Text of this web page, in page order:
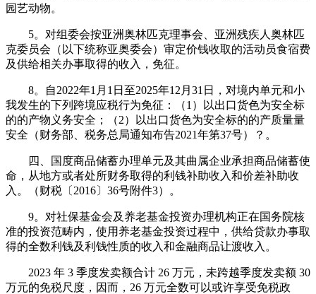
园艺动物。
5。对组委会按亚洲奥林匹克理事会、亚洲残疾人奥林匹
克委员会（以下统称亚奥委会）审定价钱收取的活动员食宿费
及供给相关办事取得的收入，免征。
8。自2022年1月1日至2025年12月31日，对境内单元和小
我发生的下列跨境应税行为免征：（1）以出口货色为安全标
的的产物义务安全；（2）以出口货色为安全标的的产质量量
安全（财务部、税务总局通知布告2021年第37号）？。
四、国度商品储蓄办理单元及其曲属企业承担商品储蓄使
命，从地方或者处所财务取得的利钱补助收入和价差补助收
入。（财税〔2016〕36号附件3）。
9。对社保基金会及养老基金投资办理机构正在国务院核
准的投资范畴内，使用养老基金投资过程中，供给贷款办事取
得的全数利钱及利钱性质的收入和金融商品让渡收入。
2023 年 3 季度发卖额合计 26 万元，未跨越季度发卖额 30
万元的免税尺度，因而，26 万元全数可以或许享受免税政